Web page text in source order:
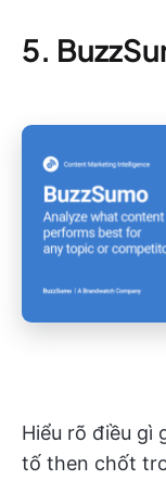
5.
Hiểu rõ điều gì
tố then chốt